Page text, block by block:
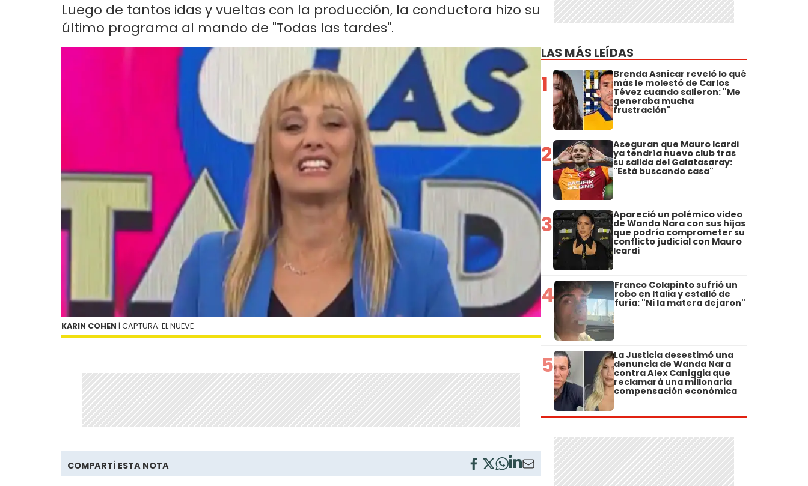
Luego de tantos idas y vueltas con la producción, la conductora hizo su
último programa al mando de "Todas las tardes".
KARIN COHEN | CAPTURA: EL NUEVE
COMPARTÍ ESTA NOTA
LAS MÁS LEÍDAS
1 Brenda Asnicar reveló lo qué
más le molestó de Carlos
Tévez cuando salieron: "Me
generaba mucha
frustración"
2 Aseguran que Mauro Icardi
ya tendría nuevo club tras
su salida del Galatasaray:
"Está buscando casa"
3 Apareció un polémico video
de Wanda Nara con sus hijas
que podría comprometer su
conflicto judicial con Mauro
Icardi
4 Franco Colapinto sufrió un
robo en Italia y estalló de
furia: "Ni la matera dejaron"
5 La Justicia desestimó una
denuncia de Wanda Nara
contra Alex Caniggia que
reclamará una millonaria
compensación económica